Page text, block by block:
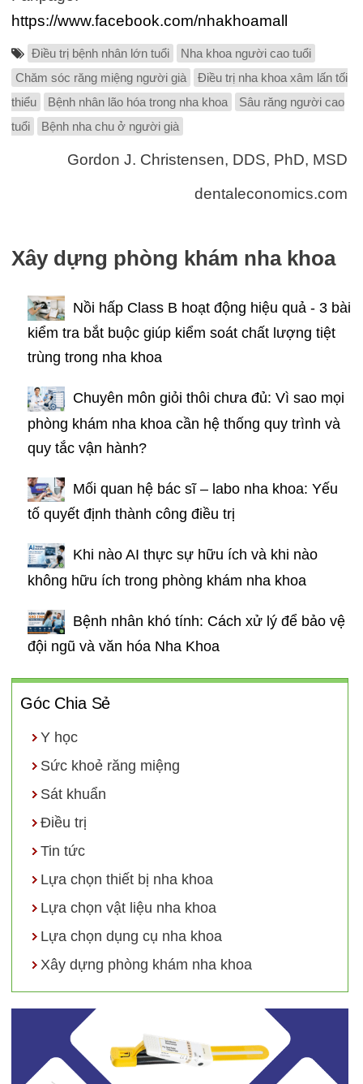
https://www.facebook.com/nhakhoamall
Điều trị bệnh nhân lớn tuổi
Nha khoa người cao tuổi
Chăm sóc răng miệng người già
Điều trị nha khoa xâm lấn tối
thiểu
Bệnh nhân lão hóa trong nha khoa
Sâu răng người cao
tuổi
Bệnh nha chu ở người già
Gordon J. Christensen, DDS, PhD, MSD
dentaleconomics.com
Xây dựng phòng khám nha khoa
Nồi hấp Class B hoạt động hiệu quả - 3 bài
kiểm tra bắt buộc giúp kiểm soát chất lượng tiệt
trùng trong nha khoa
Chuyên môn giỏi thôi chưa đủ: Vì sao mọi
phòng khám nha khoa cần hệ thống quy trình và
quy tắc vận hành?
Mối quan hệ bác sĩ – labo nha khoa: Yếu
tố quyết định thành công điều trị
Khi nào AI thực sự hữu ích và khi nào
không hữu ích trong phòng khám nha khoa
Bệnh nhân khó tính: Cách xử lý để bảo vệ
đội ngũ và văn hóa Nha Khoa
Góc Chia Sẻ
Y học
Sức khoẻ răng miệng
Sát khuẩn
Điều trị
Tin tức
Lựa chọn thiết bị nha khoa
Lựa chọn vật liệu nha khoa
Lựa chọn dụng cụ nha khoa
Xây dựng phòng khám nha khoa